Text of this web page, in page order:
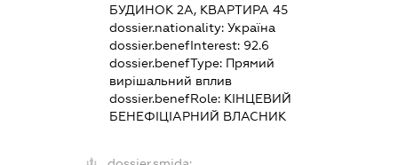
БУДИНОК 2А, КВАРТИРА 45
dossier.nationality:Україна
dossier.benefInterest: 92.6
dossier.benefType: Прямий
вирішальний вплив
dossier.benefRole: КІНЦЕВИЙ
БЕНЕФІЦІАРНИЙ ВЛАСНИК